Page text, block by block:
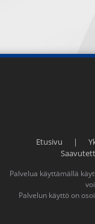
Etusivu |
Palvelua käyttämällä
Palvelun käyttö on